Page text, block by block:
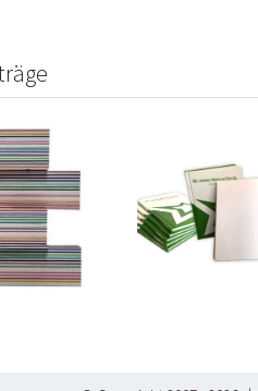
NEU:
mit
Design